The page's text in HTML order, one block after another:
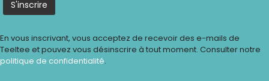
En vous inscrivant, vous acceptez de recevoir des e-mails de
Teeltee et pouvez vous désinscrire à tout moment. Consulter notre
politique de confidentialité.